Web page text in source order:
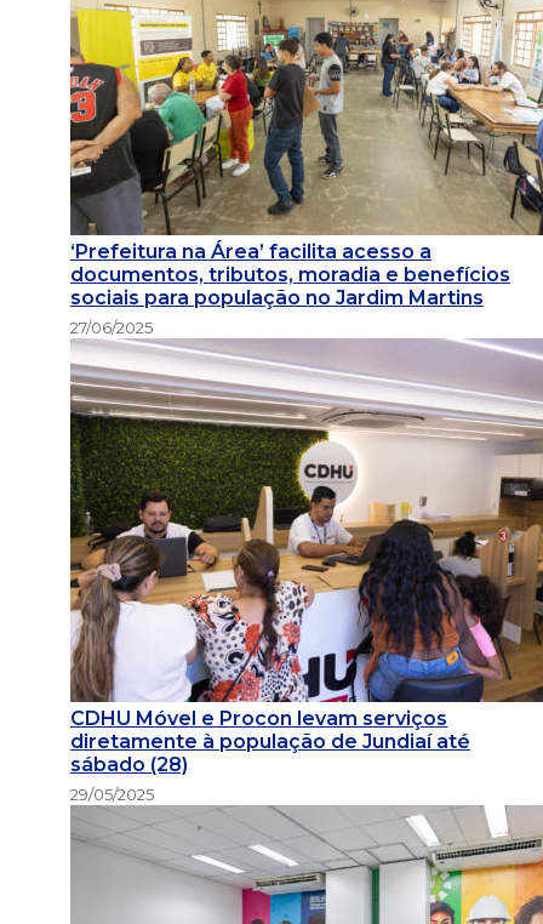
‘Prefeitura na Área’ facilita acesso a
documentos, tributos, moradia e benefícios
sociais para população no Jardim Martins
27/06/2025
CDHU Móvel e Procon levam serviços
diretamente à população de Jundiaí até
sábado (28)
29/05/2025